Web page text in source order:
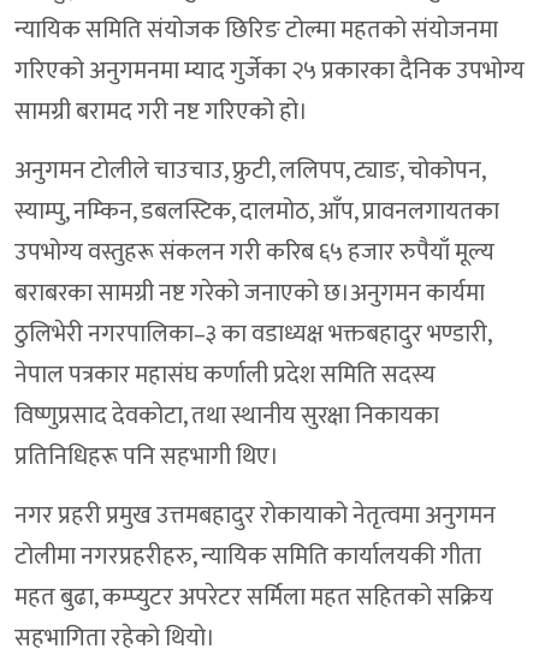
न्यायिक समिति संयोजक छिरिङ टोल्मा महतको संयोजनमा
गरिएको अनुगमनमा म्याद गुर्जेका २५ प्रकारका दैनिक उपभोग्य
सामग्री बरामद गरी नष्ट गरिएको हो।
अनुगमन टोलीले चाउचाउ, फ्रुटी, ललिपप, ट्याङ, चोकोपन,
स्याम्पु, नम्किन, डबलस्टिक, दालमोठ, आँप, प्रावनलगायतका
उपभोग्य वस्तुहरू संकलन गरी करिब ६५ हजार रुपैयाँ मूल्य
बराबरका सामग्री नष्ट गरेको जनाएको छ।अनुगमन कार्यमा
ठुलिभेरी नगरपालिका–३ का वडाध्यक्ष भक्तबहादुर भण्डारी,
नेपाल पत्रकार महासंघ कर्णाली प्रदेश समिति सदस्य
विष्णुप्रसाद देवकोटा, तथा स्थानीय सुरक्षा निकायका
प्रतिनिधिहरू पनि सहभागी थिए।
नगर प्रहरी प्रमुख उत्तमबहादुर रोकायाको नेतृत्वमा अनुगमन
टोलीमा नगरप्रहरीहरु, न्यायिक समिति कार्यालयकी गीता
महत बुढा, कम्प्युटर अपरेटर सर्मिला महत सहितको सक्रिय
सहभागिता रहेको थियो।